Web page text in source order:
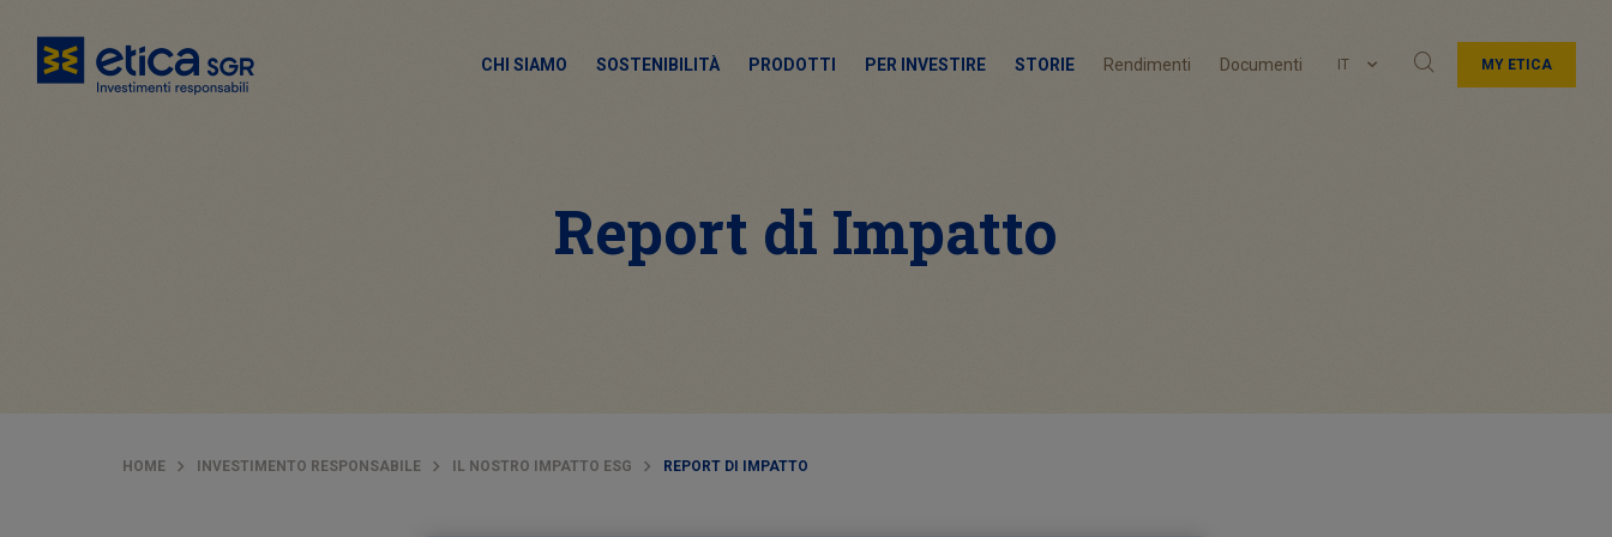
CHI SIAMO SOSTENIBILITÀ PRODOTTI PER INVESTIRE STORIE Rendimenti Documenti IT MY ETICA
Report di Impatto
HOME INVESTIMENTO RESPONSABILE IL NOSTRO IMPATTO ESG REPORT DI IMPATTO